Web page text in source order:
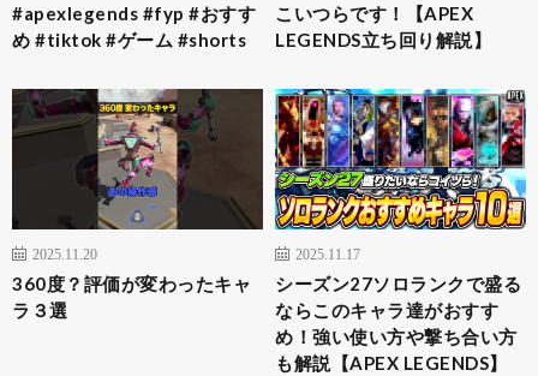
#apexlegends #fyp #おすす
め #tiktok #ゲーム #shorts
こいつらです！【APEX
LEGENDS立ち回り解説】
2025.11.20
360度？評価が変わったキャ
ラ３選
2025.11.17
シーズン27ソロランクで盛る
ならこのキャラ達がおすす
め！強い使い方や撃ち合い方
も解説【APEX LEGENDS】